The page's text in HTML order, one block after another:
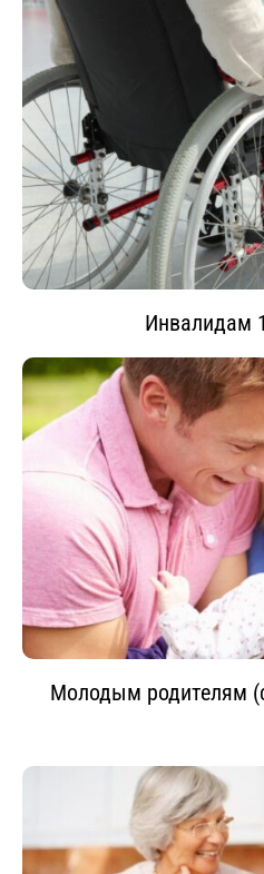
Инвалидам
Молодым родителям